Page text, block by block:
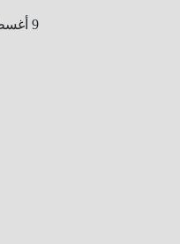
9 أغسطس، 2026